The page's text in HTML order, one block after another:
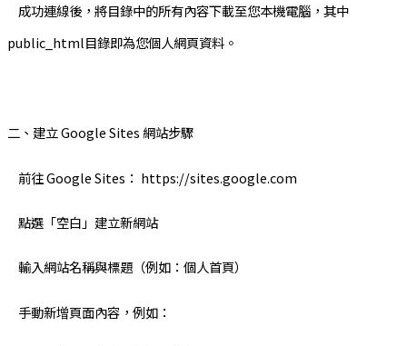
成功連線後，將目錄中的所有內容下載至您本機電腦，其中
public_html目錄即為您個人網頁資料。
二、建立 Google Sites 網站步驟
前往 Google Sites： https://sites.google.com
點選「空白」建立新網站
輸入網站名稱與標題（例如：個人首頁）
手動新增頁面內容，例如：